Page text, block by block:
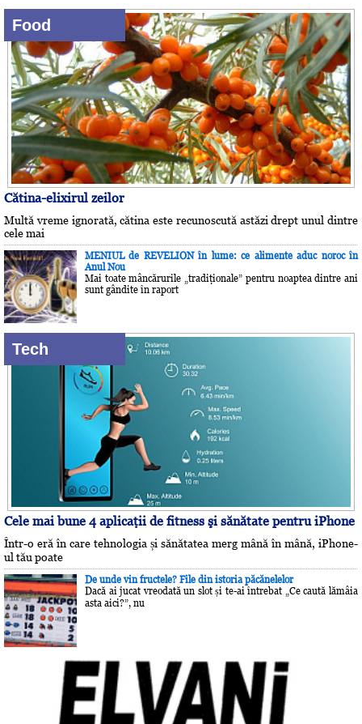
Food
Cătina-elixirul zeilor
Multă vreme ignorată, cătina este recunoscută astăzi drept unul dintre
cele mai
MENIUL de REVELION în lume: ce alimente aduc noroc în
Anul Nou
Mai toate mâncărurile „tradiţionale” pentru noaptea dintre ani
sunt gândite în raport
Tech
Cele mai bune 4 aplicaţii de fitness şi sănătate pentru iPhone
Într-o eră în care tehnologia și sănătatea merg mână în mână, iPhone-
ul tău poate
De unde vin fructele? File din istoria păcănelelor
Dacă ai jucat vreodată un slot și te-ai întrebat „Ce caută lămâia
asta aici?”, nu